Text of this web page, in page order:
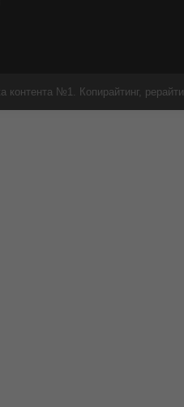
контента №1. Копирайтинг,